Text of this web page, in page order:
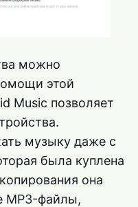
можно
этой
Music позволяет
музыку даже с
была куплена
она
MP3-файлы,